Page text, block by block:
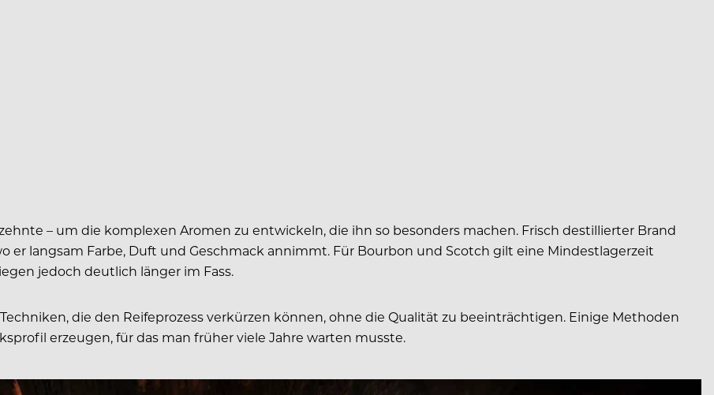
– um die komplexen Aromen zu entwickeln, die ihn so besonders machen. Frisch destillierter Brand
er langsam Farbe, Duft und Geschmack annimmt. Für Bourbon und Scotch gilt eine Mindestlagerzeit
jedoch deutlich länger im Fass.
die den Reifeprozess verkürzen können, ohne die Qualität zu beeinträchtigen. Einige Methoden
erzeugen, für das man früher viele Jahre warten musste.